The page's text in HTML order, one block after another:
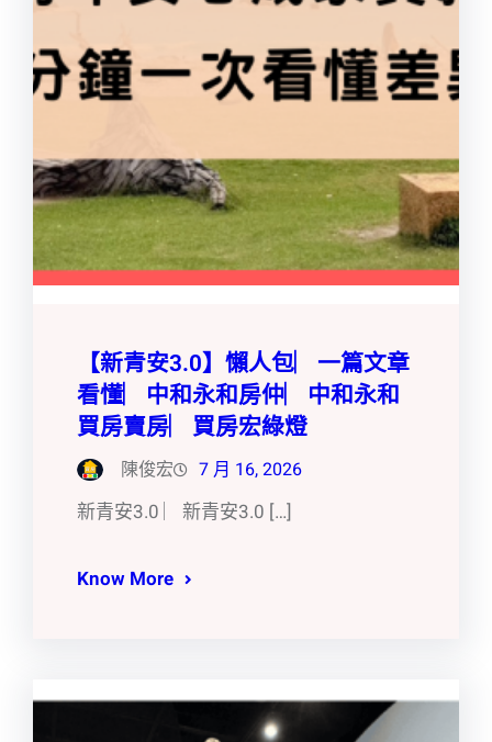
【新青安3.0】懶人包︳一篇文章
看懂︳中和永和房仲︳中和永和
買房賣房︳買房宏綠燈
陳俊宏 7 月 16, 2026
新青安3.0 ︳新青安3.0 […]
Know More